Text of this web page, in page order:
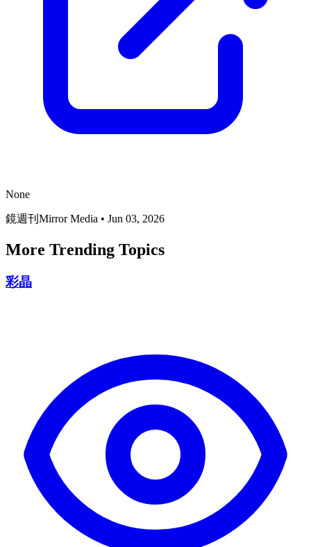
None
鏡週刊Mirror Media • Jun 03, 2026
More Trending Topics
彩晶